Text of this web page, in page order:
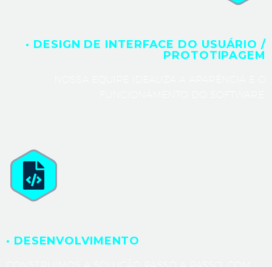
· DESIGN DE INTERFACE DO USUÁRIO /
PROTOTIPAGEM
· DESENVOLVIMENTO